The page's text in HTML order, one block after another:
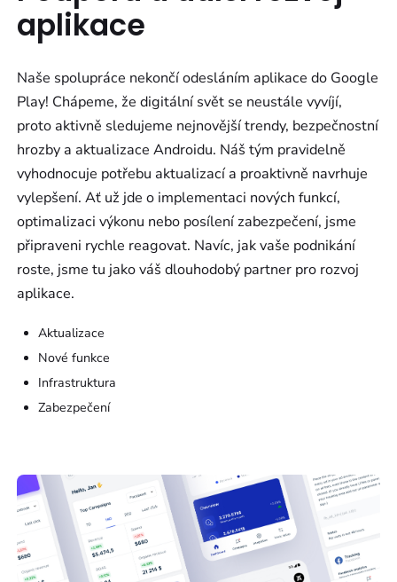
aplikace
Naše spolupráce nekončí odesláním aplikace do Google
Play! Chápeme, že digitální svět se neustále vyvíjí,
proto aktivně sledujeme nejnovější trendy, bezpečnostní
hrozby a aktualizace Androidu. Náš tým pravidelně
vyhodnocuje potřebu aktualizací a proaktivně navrhuje
vylepšení. Ať už jde o implementaci nových funkcí,
optimalizaci výkonu nebo posílení zabezpečení, jsme
připraveni rychle reagovat. Navíc, jak vaše podnikání
roste, jsme tu jako váš dlouhodobý partner pro rozvoj
aplikace.
Aktualizace
Nové funkce
Infrastruktura
Zabezpečení